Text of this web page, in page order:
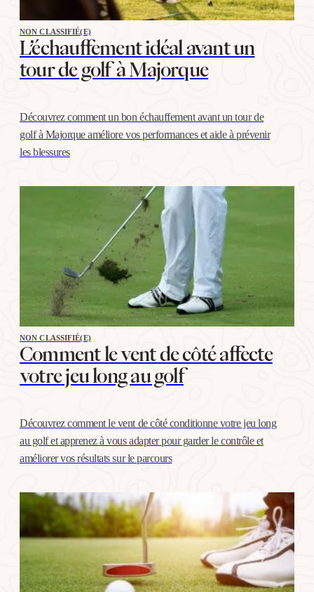
NON CLASSIFIÉ(E)
L’échauffement idéal avant un
tour de golf à Majorque
Découvrez comment un bon échauffement avant un tour de
golf à Majorque améliore vos performances et aide à prévenir
les blessures
NON CLASSIFIÉ(E)
Comment le vent de côté affecte
votre jeu long au golf
Découvrez comment le vent de côté conditionne votre jeu long
au golf et apprenez à vous adapter pour garder le contrôle et
améliorer vos résultats sur le parcours